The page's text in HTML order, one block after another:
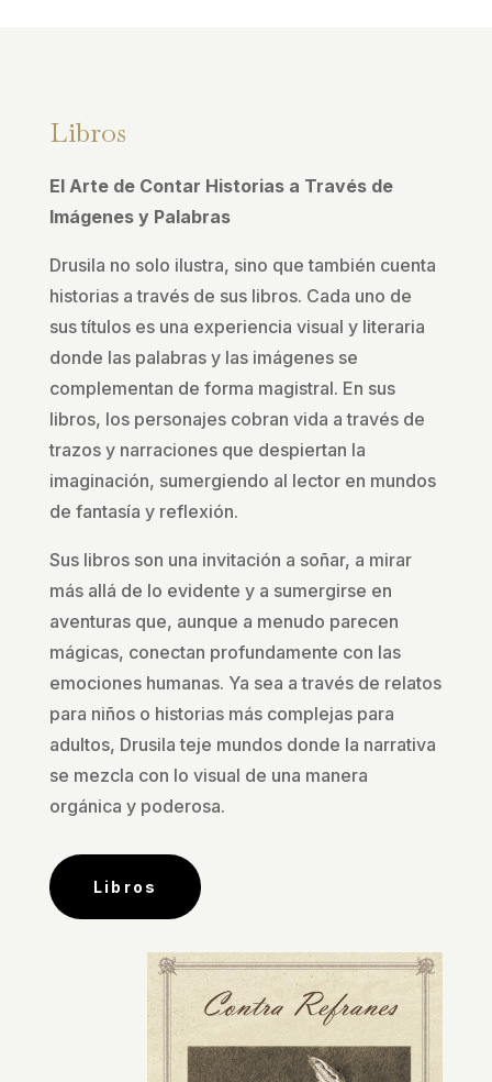
Libros
El Arte de Contar Historias a Través de
Imágenes y Palabras
Drusila no solo ilustra, sino que también cuenta
historias a través de sus libros. Cada uno de
sus títulos es una experiencia visual y literaria
donde las palabras y las imágenes se
complementan de forma magistral. En sus
libros, los personajes cobran vida a través de
trazos y narraciones que despiertan la
imaginación, sumergiendo al lector en mundos
de fantasía y reflexión.
Sus libros son una invitación a soñar, a mirar
más allá de lo evidente y a sumergirse en
aventuras que, aunque a menudo parecen
mágicas, conectan profundamente con las
emociones humanas. Ya sea a través de relatos
para niños o historias más complejas para
adultos, Drusila teje mundos donde la narrativa
se mezcla con lo visual de una manera
orgánica y poderosa.
Libros